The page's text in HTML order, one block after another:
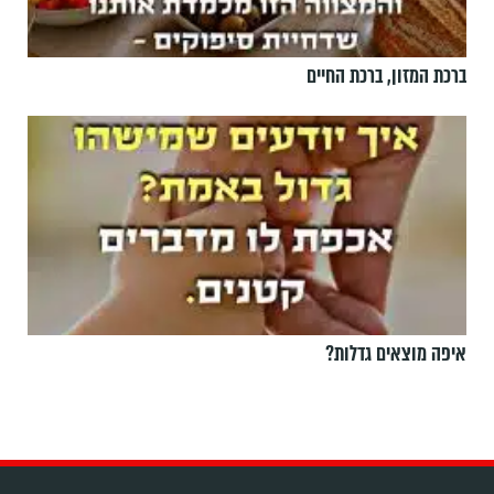
ברכת המזון, ברכת החיים
איפה מוצאים גדלות?